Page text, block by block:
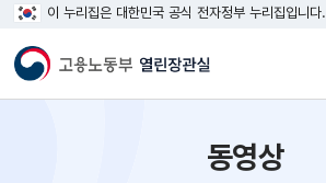
이 누리집은 대한민국 공식 전자정부 누리집입니다.
동영상